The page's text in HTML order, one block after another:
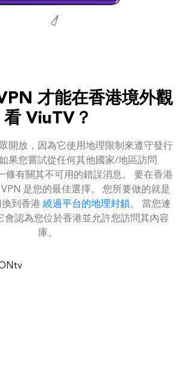
才能在香港境外觀
看 ViuTV？
開放，因為它使用地理限制來遵守發行
果您嘗試從任何其他國家/地區訪問
條有關其不可用的錯誤消息。 要在香港
是您的最佳選擇。 您所要做的就是
到香港 繞過平台的地理封鎖。 當您連
會認為您位於香港並允許您訪問其內容
庫。